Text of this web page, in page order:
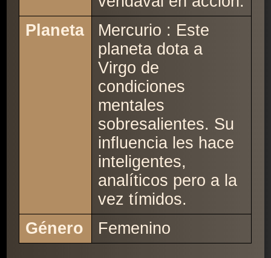
Planeta
Mercurio : Este
planeta dota a
Virgo de
condiciones
mentales
sobresalientes. Su
influencia les hace
inteligentes,
analíticos pero a la
vez tímidos.
Género
Femenino